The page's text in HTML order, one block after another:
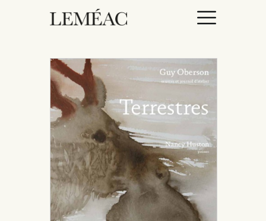
ACCUEIL
CATALOGUE
AUTEURICES
DROITS / RIGHTS